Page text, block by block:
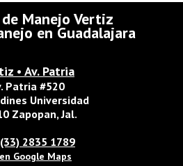
Manejo Vertiz
en Guadalajara
• Av. Patria
Patria #520
Universidad
Zapopan, Jal.
(33) 2835 1789
Google Maps